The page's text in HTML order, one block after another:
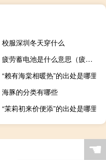
校服深圳冬天穿什么
疲劳蓄电池是什么意思（疲劳蓄电池）
“赖有海棠相暖热”的出处是哪里
海豚的分类有哪些
“茉莉初来价便添”的出处是哪里
☚